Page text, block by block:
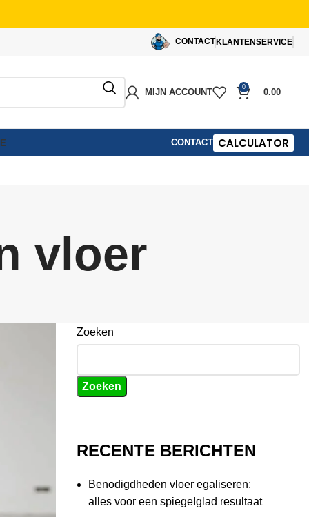
CONTACT KLANTENSERVICE
MIJN ACCOUNT
0
0.00
CONTACT CALCULATOR
vloer
Zoeken
Zoeken
RECENTE BERICHTEN
Benodigdheden vloer egaliseren:
alles voor een spiegelglad resultaat